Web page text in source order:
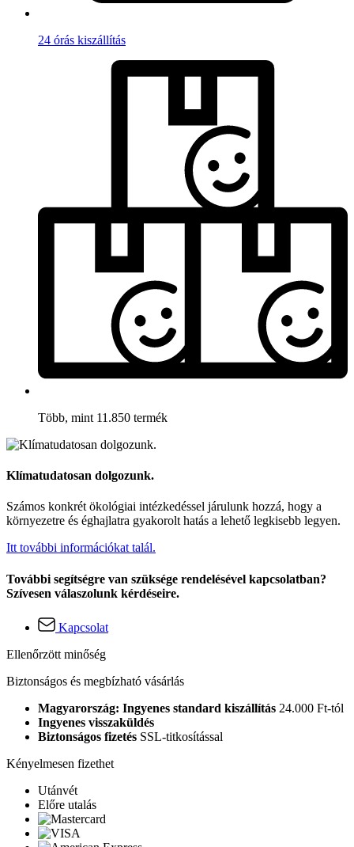
24 órás kiszállítás
Több, mint 11.850 termék
Klímatudatosan dolgozunk.
Számos konkrét ökológiai intézkedéssel járulunk hozzá, hogy a
környezetre és éghajlatra gyakorolt hatás a lehető legkisebb legyen.
Itt további információkat talál.
További segítségre van szüksége rendelésével kapcsolatban?
Szívesen válaszolunk kérdéseire.
Kapcsolat
Ellenőrzött minőség
Biztonságos és megbízható vásárlás
Magyarország: Ingyenes standard kiszállítás 24.000 Ft-tól
Ingyenes visszaküldés
Biztonságos fizetés SSL-titkosítással
Kényelmesen fizethet
Utánvét
Előre utalás